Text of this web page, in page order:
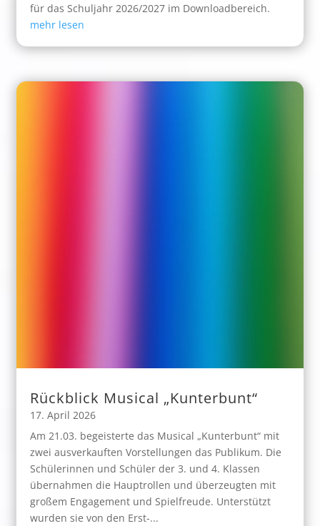
für das Schuljahr 2026/2027 im Downloadbereich.
mehr lesen
Rückblick Musical „Kunterbunt“
17. April 2026
Am 21.03. begeisterte das Musical „Kunterbunt“ mit
zwei ausverkauften Vorstellungen das Publikum. Die
Schülerinnen und Schüler der 3. und 4. Klassen
übernahmen die Hauptrollen und überzeugten mit
großem Engagement und Spielfreude. Unterstützt
wurden sie von den Erst-...